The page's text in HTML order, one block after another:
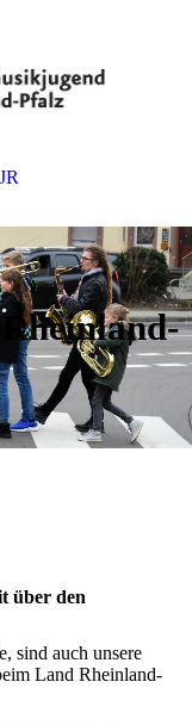
über den
sind auch unsere
Land Rheinland-